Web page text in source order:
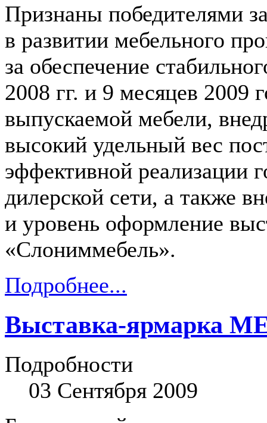
Признаны победителями
в развитии мебельного
за обеспечение
2008 гг. и 9 месяцев 2009
выпускаемой мебели,
высокий удельный вес
эффективной реализации
дилерской сети, а также
и уровень оформление
«Слониммебель».
Подробнее...
Выставка-ярмарка
Подробности
03 Сентября 2009